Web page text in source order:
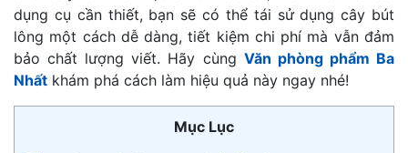
dụng cụ cần thiết, bạn sẽ có thể tái sử dụng cây bút
lông một cách dễ dàng, tiết kiệm chi phí mà vẫn đảm
bảo chất lượng viết. Hãy cùng Văn phòng phẩm Ba
Nhất khám phá cách làm hiệu quả này ngay nhé!
Mục Lục